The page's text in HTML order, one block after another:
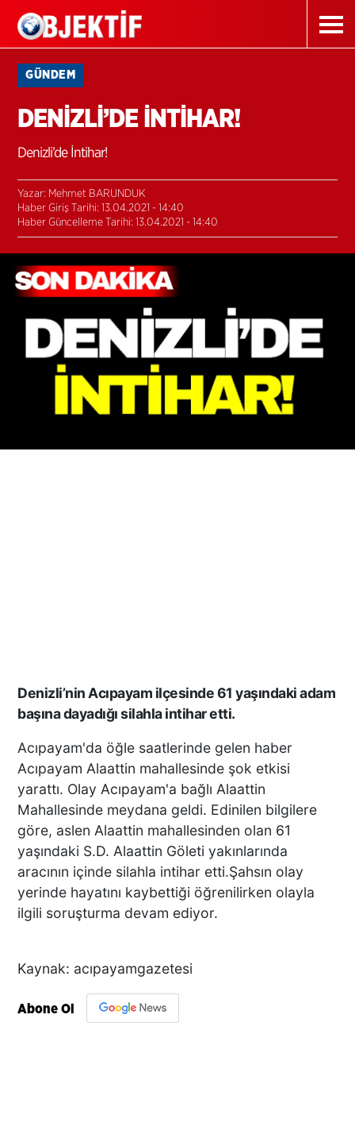
GÜNDEM
DENİZLİ’DE İNTİHAR!
Denizli’de İntihar!
Yazar: Mehmet BARUNDUK
Haber Giriş Tarihi: 13.04.2021 - 14:40
Haber Güncelleme Tarihi: 13.04.2021 - 14:40
Denizli’nin Acıpayam ilçesinde 61 yaşındaki adam
başına dayadığı silahla intihar etti.
Acıpayam'da öğle saatlerinde gelen haber
Acıpayam Alaattin mahallesinde şok etkisi
yarattı. Olay Acıpayam'a bağlı Alaattin
Mahallesinde meydana geldi. Edinilen bilgilere
göre, aslen Alaattin mahallesinden olan 61
yaşındaki S.D. Alaattin Göleti yakınlarında
aracının içinde silahla intihar etti.Şahsın olay
yerinde hayatını kaybettiği öğrenilirken olayla
ilgili soruşturma devam ediyor.
Kaynak: acıpayamgazetesi
Abone Ol